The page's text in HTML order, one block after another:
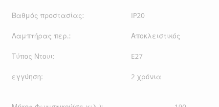
Βαθμός προστασίας: IP20
Λαμπτήρας περ.: Αποκλειστικός
Τύπος Ντουι: E27
εγγύηση: 2 χρόνια